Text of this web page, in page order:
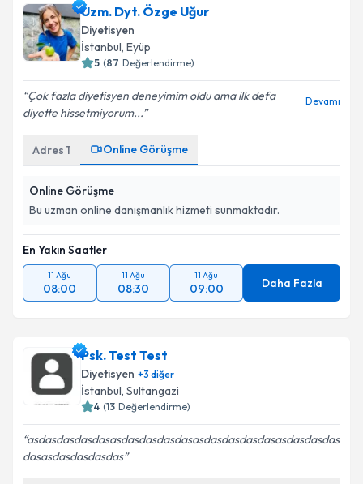
Uzm. Dyt. Özge Uğur
Diyetisyen
İstanbul, Eyüp
5 (87 Değerlendirme)
Çok fazla diyetisyen deneyimim oldu ama ilk defa
diyette hissetmiyorum...
Devamı
Adres 1 Online Görüşme
Online Görüşme
Bu uzman online danışmanlık hizmeti sunmaktadır.
En Yakın Saatler
11 Ağu
08:00
11 Ağu
08:30
11 Ağu
09:00 Daha Fazla
Psk. Test Test
Diyetisyen +3 diğer
İstanbul, Sultangazi
4 (13 Değerlendirme)
asdasdasdasdasasdasdasdasdasasdasdasdasdasasdasdasdas
dasasdasdasdasdas